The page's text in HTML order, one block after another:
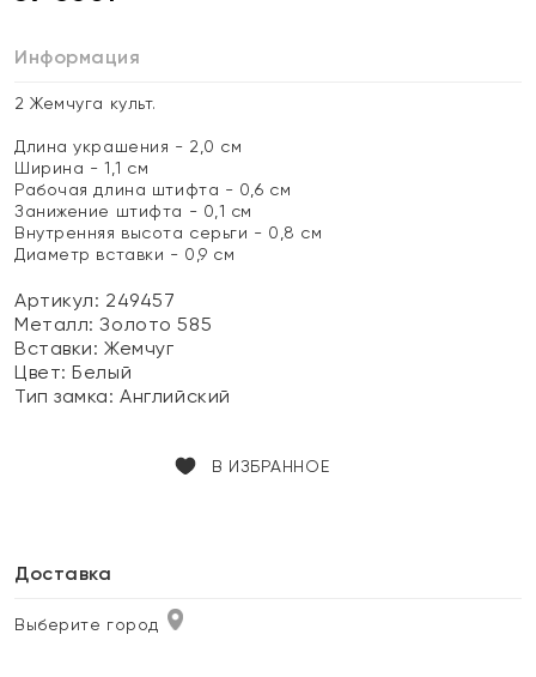
Информация
2 Жемчуга культ.
Длина украшения - 2,0 см
Ширина - 1,1 см
Рабочая длина штифта - 0,6 см
Занижение штифта - 0,1 см
Внутренняя высота серьги - 0,8 см
Диаметр вставки - 0,9 см
Артикул: 249457
Металл:Золото 585
Вставки:Жемчуг
Цвет:Белый
Тип замка:Английский
В ИЗБРАННОЕ
Доставка
Выберите город